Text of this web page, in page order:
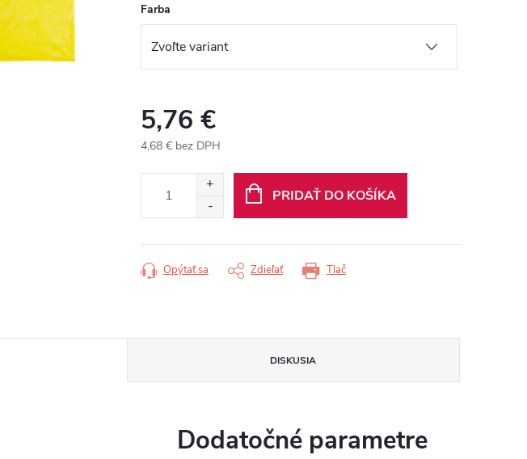
Farba
5,76 €
4,68 € bez DPH
PRIDAŤ DO KOŠÍKA
Tlač
Opýtať sa Zdieľať
DISKUSIA
Dodatočné parametre